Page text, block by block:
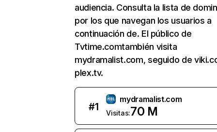
audiencia. Consulta la lista de
por los que navegan los usuarios a
continuación de. El público de
Tvtime.comtambién visita
mydramalist.com, seguido de
plex.tv.
#1
mydramalist.com
Visitas:70 M